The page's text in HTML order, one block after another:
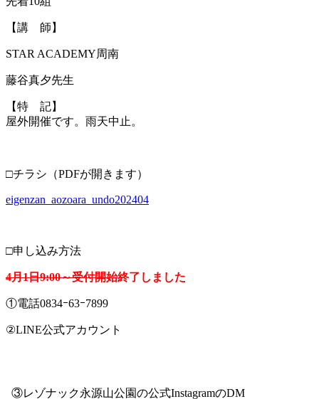
【講 師】
STAR ACADEMY周南
藤谷真夕先生
【特 記】
屋外開催です。雨天中止。
□チラシ（PDFが開きます）
eigenzan_aozoara_undo202404
□申し込み方法
4月1日9:00～受付開始終了しました
①電話0834ｰ63ｰ7899
②LINE公式アカウント
③レゾナック永源山公園の公式InstagramのDM